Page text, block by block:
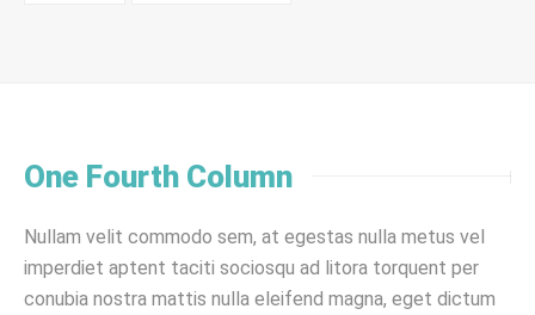
One Fourth Column
Nullam velit commodo sem, at egestas nulla metus vel
imperdiet aptent taciti sociosqu ad litora torquent per
conubia nostra mattis nulla eleifend magna, eget dictum